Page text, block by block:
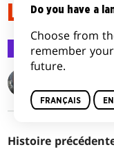
L’ÂGE DE
Histoire de Magic
Histoire
Do you have a
Choose from
remember
future.
FRANÇAIS